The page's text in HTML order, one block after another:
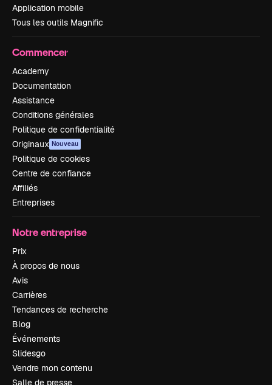
Application mobile
Tous les outils Magnific
Commencer
Academy
Documentation
Assistance
Conditions générales
Politique de confidentialité
Originaux Nouveau
Politique de cookies
Centre de confiance
Affiliés
Entreprises
Notre entreprise
Prix
À propos de nous
Avis
Carrières
Tendances de recherche
Blog
Événements
Slidesgo
Vendre mon contenu
Salle de presse